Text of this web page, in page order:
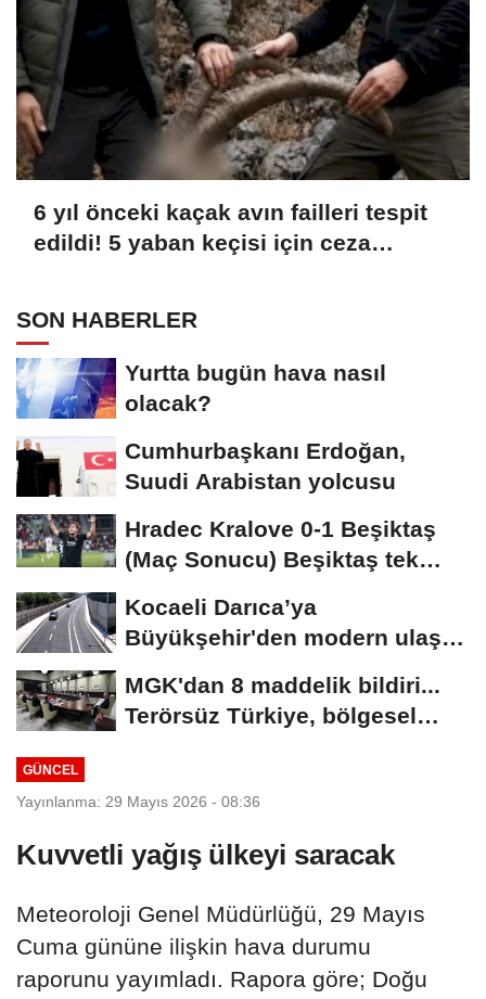
6 yıl önceki kaçak avın failleri tespit
edildi! 5 yaban keçisi için ceza
SON HABERLER
Yurtta bugün hava nasıl
olacak?
Cumhurbaşkanı Erdoğan,
Suudi Arabistan yolcusu
Hradec Kralove 0-1 Beşiktaş
(Maç Sonucu) Beşiktaş tek
Kocaeli Darıca’ya
Büyükşehir'den modern ulaşım
MGK'dan 8 maddelik bildiri...
Terörsüz Türkiye, bölgesel
GÜNCEL
Yayınlanma: 29 Mayıs 2026 - 08:36
Kuvvetli yağış ülkeyi saracak
Meteoroloji Genel Müdürlüğü, 29 Mayıs
Cuma gününe ilişkin hava durumu
raporunu yayımladı. Rapora göre; Doğu